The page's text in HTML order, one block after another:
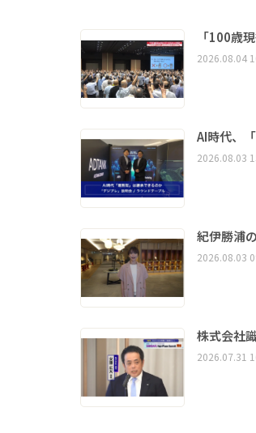
「100歳
2026.08.04
AI時代、
2026.08.03
紀伊勝浦
2026.08.03
株式会社
2026.07.31